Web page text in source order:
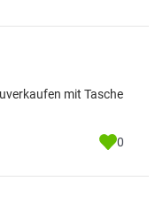
mit Tasche
0